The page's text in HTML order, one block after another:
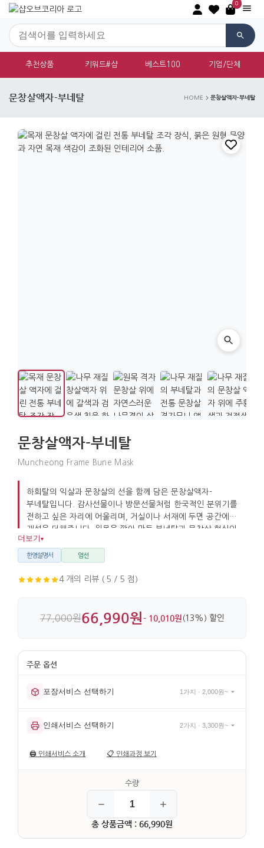
0
추천상품 키워드#샵 베스트100 기업/단체
문창살액자-부네탈 HOME 문창살액자-부네탈
문창살액자-부네탈
Muncheong Frame Bune Mask
하회탈의 익살과 문창살의 선을 함께 담은 문창살액자-
부네탈입니다. 감사선물이나 방문선물처럼 한국적인 분위기를
전하고 싶은 자리에 어울리며, 거실이나 서재에 두면 공간에
개성을 더해줍니다. 원목을 깎아 만든 부네탈과 문창살 형식의
구성이 살아 있는 장식용 액자입니다.
더보기 ▾
한영설명서 엄선
4 개의 리뷰 ( 5 / 5 점)
77,000원66,990원- 10,010원 (13%) 할인
포장서비스 선택하기 1가지 · 2,000원~
인쇄서비스 선택하기 2가지 · 3,300원~
🖨️ 인쇄서비스 소개 📋 인쇄과정 보기
총 상품금액 : 66,990원